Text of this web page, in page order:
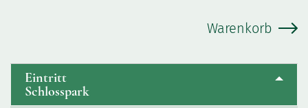
Warenkorb
Eintritt
Schlosspark